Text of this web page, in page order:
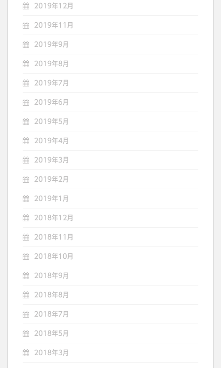
2019年12月
2019年11月
2019年9月
2019年8月
2019年7月
2019年6月
2019年5月
2019年4月
2019年3月
2019年2月
2019年1月
2018年12月
2018年11月
2018年10月
2018年9月
2018年8月
2018年7月
2018年5月
2018年3月